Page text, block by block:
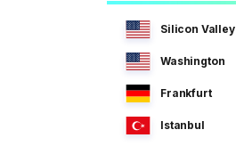
Silicon Valley
Washington
Frankfurt
Istanbul